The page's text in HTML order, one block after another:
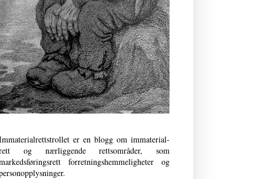
er en blogg om immaterial­
og nærliggende retts­områder, som
forret­nings­­hemmeligheter og